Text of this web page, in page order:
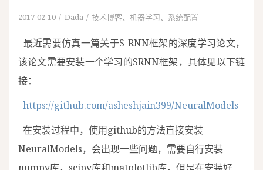
2017-02-10 Dada 技术博客、 机器学习、 系统配置
最近需要仿真一篇关于S-RNN框架的深度学习论文，
该论文需要安装一个学习的SRNN框架，具体见以下链
接：
https://github.com/asheshjain399/NeuralModels
在安装过程中，使用github的方法直接安装
NeuralModels，会出现一些问题，需要自行安装